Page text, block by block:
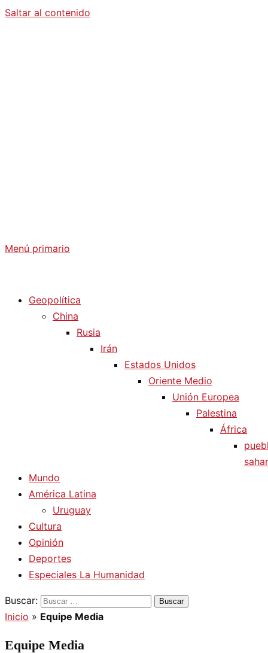
Saltar al contenido
Menú primario
Geopolítica
China
Rusia
Irán
Estados Unidos
Oriente Medio
Unión Europea
Palestina
África
Mundo
América Latina
Uruguay
Cultura
Opinión
Deportes
Especiales La Humanidad
Buscar:
Inicio » Equipe Media
Equipe Media